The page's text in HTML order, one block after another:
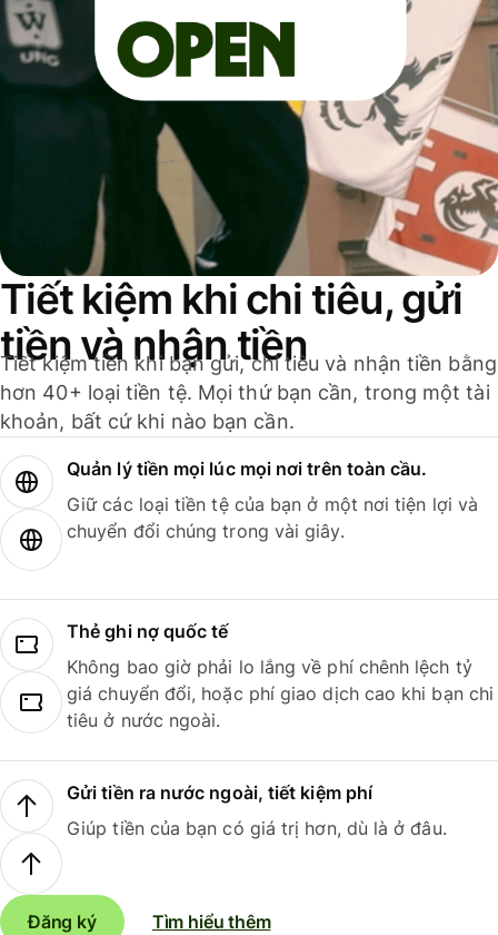
Tiết kiệm khi chi tiêu, gửi
tiền và nhận tiền
Tiết kiệm tiền khi bạn gửi, chi tiêu và nhận tiền bằng
hơn 40+ loại tiền tệ. Mọi thứ bạn cần, trong một tài
khoản, bất cứ khi nào bạn cần.
Quản lý tiền mọi lúc mọi nơi trên toàn cầu.
Giữ các loại tiền tệ của bạn ở một nơi tiện lợi và
chuyển đổi chúng trong vài giây.
Thẻ ghi nợ quốc tế
Không bao giờ phải lo lắng về phí chênh lệch tỷ
giá chuyển đổi, hoặc phí giao dịch cao khi bạn chi
tiêu ở nước ngoài.
Gửi tiền ra nước ngoài, tiết kiệm phí
Giúp tiền của bạn có giá trị hơn, dù là ở đâu.
Đăng ký Tìm hiểu thêm